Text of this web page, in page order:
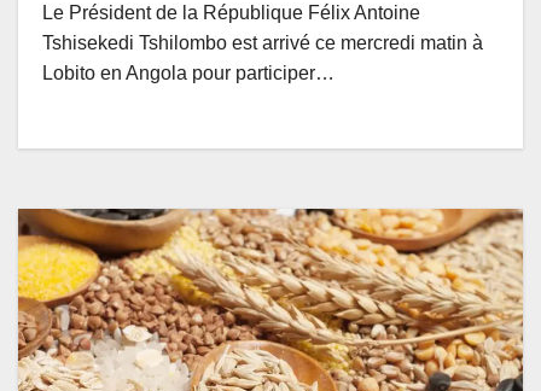
Le Président de la République Félix Antoine
Tshisekedi Tshilombo est arrivé ce mercredi matin à
Lobito en Angola pour participer…